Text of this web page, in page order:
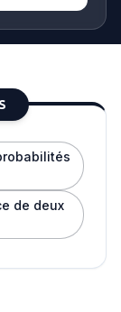
de deux